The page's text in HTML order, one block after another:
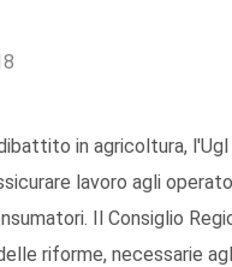
in agricoltura,
lavoro agli
Il Consiglio
riforme, necessarie